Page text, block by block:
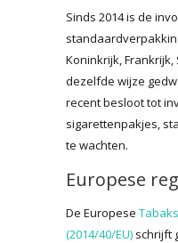
Sinds 2014 is de
Koninkrijk,
dezelfde wijze
recent besloot tot
sigarettenpakjes,
te wachten.
Europese
De Europese
(2014/40/EU) schrijft